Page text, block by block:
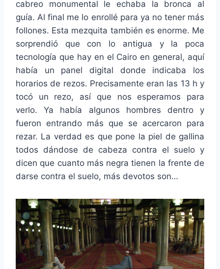
cabreo monumental le echaba la bronca al
guía. Al final me lo enrollé para ya no tener más
follones. Esta mezquita también es enorme. Me
sorprendió que con lo antigua y la poca
tecnología que hay en el Cairo en general, aquí
había un panel digital donde indicaba los
horarios de rezos. Precisamente eran las 13 h y
tocó un rezo, así que nos esperamos para
verlo. Ya había algunos hombres dentro y
fueron entrando más que se acercaron para
rezar. La verdad es que pone la piel de gallina
todos dándose de cabeza contra el suelo y
dicen que cuanto más negra tienen la frente de
darse contra el suelo, más devotos son…